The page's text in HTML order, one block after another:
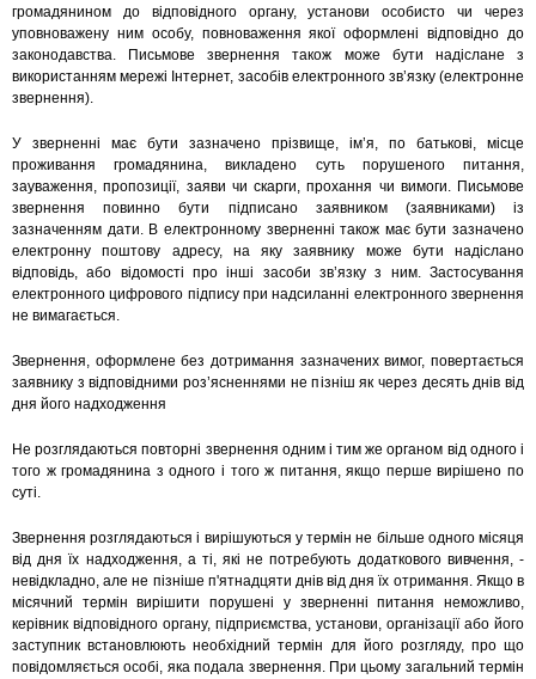
громадянином до відповідного органу, установи особисто чи через
уповноважену ним особу, повноваження якої оформлені відповідно до
законодавства. Письмове звернення також може бути надіслане з
використанням мережі Інтернет, засобів електронного зв’язку (електронне
звернення).
У зверненні має бути зазначено прізвище, ім’я, по батькові, місце
проживання громадянина, викладено суть порушеного питання,
зауваження, пропозиції, заяви чи скарги, прохання чи вимоги. Письмове
звернення повинно бути підписано заявником (заявниками) із
зазначенням дати. В електронному зверненні також має бути зазначено
електронну поштову адресу, на яку заявнику може бути надіслано
відповідь, або відомості про інші засоби зв’язку з ним. Застосування
електронного цифрового підпису при надсиланні електронного звернення
не вимагається.
Звернення, оформлене без дотримання зазначених вимог, повертається
заявнику з відповідними роз’ясненнями не пізніш як через десять днів від
дня його надходження
Не розглядаються повторні звернення одним і тим же органом від одного і
того ж громадянина з одного і того ж питання, якщо перше вирішено по
суті.
Звернення розглядаються і вирішуються у термін не більше одного місяця
від дня їх надходження, а ті, які не потребують додаткового вивчення, -
невідкладно, але не пізніше п'ятнадцяти днів від дня їх отримання. Якщо в
місячний термін вирішити порушені у зверненні питання неможливо,
керівник відповідного органу, підприємства, установи, організації або його
заступник встановлюють необхідний термін для його розгляду, про що
повідомляється особі, яка подала звернення. При цьому загальний термін